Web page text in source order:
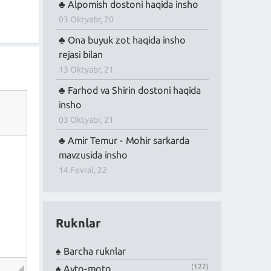
Alpomish dostoni haqida insho
03 Oktyabr, 20
Ona buyuk zot haqida insho
rejasi bilan
13 Oktyabr, 21
Farhod va Shirin dostoni haqida
insho
03 Oktyabr, 21
Amir Temur - Mohir sarkarda
mavzusida insho
14 Fevral, 22
Ruknlar
Barcha ruknlar
Avto-moto
(122)